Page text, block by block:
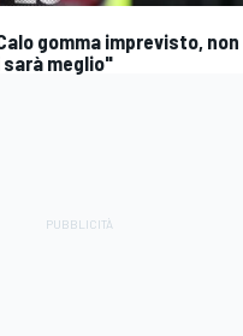
gomma imprevisto,
sarà meglio"